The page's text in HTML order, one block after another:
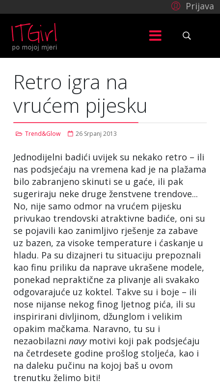
Prijava
Retro igra na
vrućem pijesku
Trend&Glow 26 Srpanj 2013
Jednodijelni badići uvijek su nekako retro – ili
nas podsjećaju na vremena kad je na plažama
bilo zabranjeno skinuti se u gaće, ili pak
sugeriraju neke druge ženstvene trendove...
No, nije samo odmor na vrućem pijesku
privukao trendovski atraktivne badiće, oni su
se pojavili kao zanimljivo rješenje za zabave
uz bazen, za visoke temperature i ćaskanje u
hladu. Pa su dizajneri tu situaciju prepoznali
kao finu priliku da naprave ukrašene modele,
ponekad nepraktične za plivanje ali svakako
odgovarajuće uz koktel. Takve su i boje – ili
nose nijanse nekog finog ljetnog pića, ili su
inspirirani divljinom, džunglom i velikim
opakim mačkama. Naravno, tu su i
nezaobilazni navymotivi koji pak podsjećaju
na četrdesete godine prošlog stoljeća, kao i
na daleku pučinu na kojoj baš u ovom
trenutku želimo biti!